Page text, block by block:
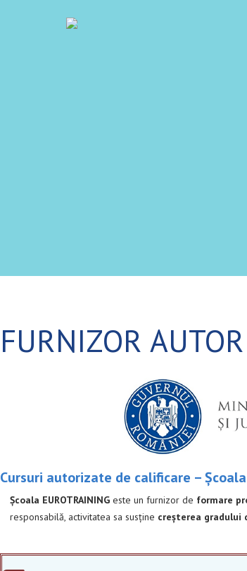
FURNIZOR
Cursuri autorizate de calificare –
Școala EUROTRAINING este un furnizor de formare
responsabilă, activitatea sa susține creșterea gradului